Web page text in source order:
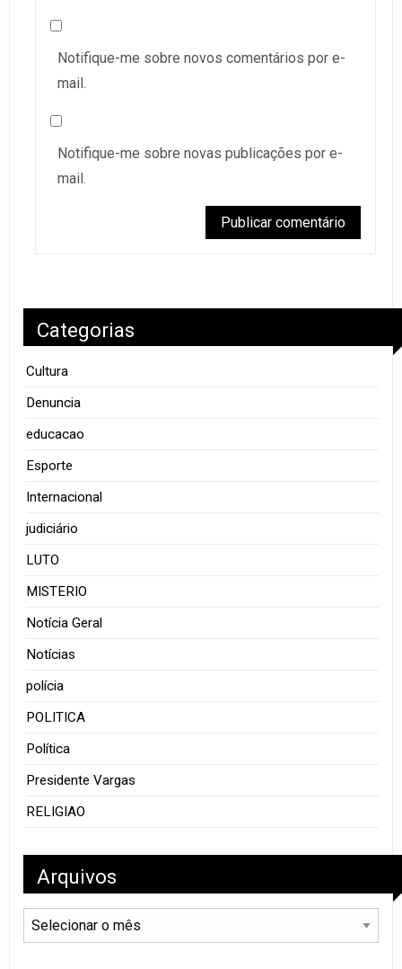
Notifique-me sobre novos comentários por e-
mail.
Notifique-me sobre novas publicações por e-
mail.
Categorias
Cultura
Denuncia
educacao
Esporte
Internacional
judiciário
LUTO
MISTERIO
Notícia Geral
Notícias
polícia
POLITICA
Política
Presidente Vargas
RELIGIAO
Arquivos
Arquivos